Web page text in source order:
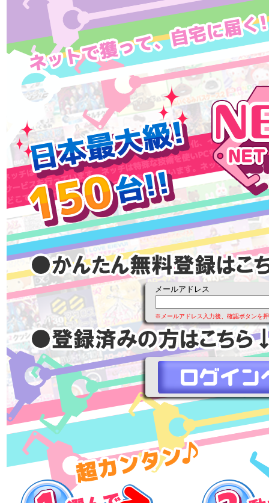
メールアドレス
※メールアドレス入力後、確認ボタンを